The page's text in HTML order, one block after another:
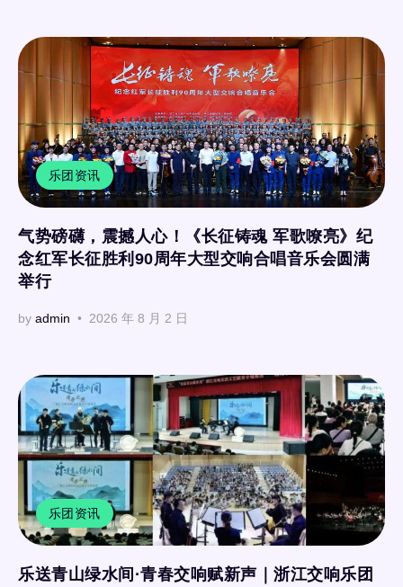
乐团资讯
气势磅礴，震撼人心！《长征铸魂 军歌嘹亮》纪
念红军长征胜利90周年大型交响合唱音乐会圆满
举行
by admin 2026 年 8 月 2 日
乐团资讯
乐送青山绿水间·青春交响赋新声｜浙江交响乐团